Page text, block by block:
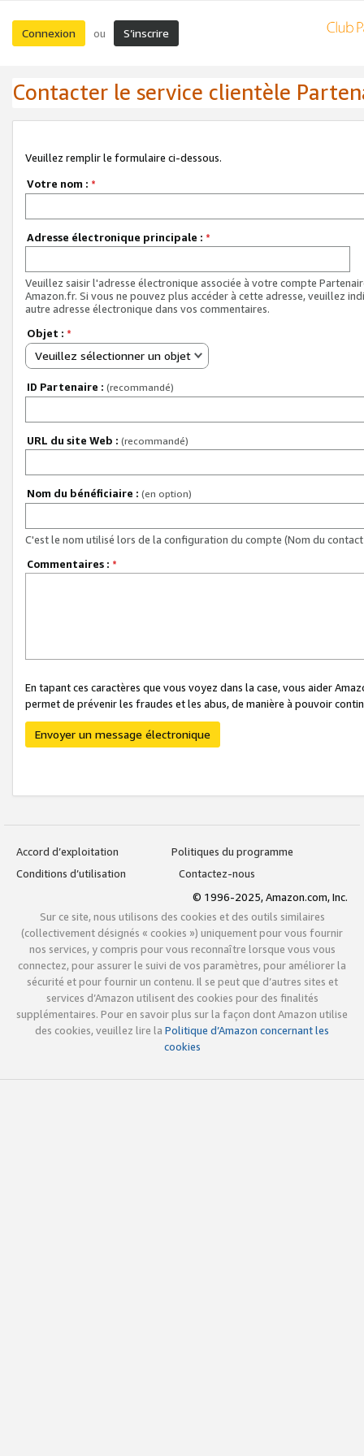
Connexion ou S’inscrire
Contacter le service clientèle
Veuillez remplir le formulaire ci-dessous.
Votre nom : *
Adresse électronique principale : *
Veuillez saisir l'adresse électronique associée à votre compte
Amazon.fr. Si vous ne pouvez plus accéder à cette adresse, veuillez
autre adresse électronique dans vos commentaires.
Objet : *
Veuillez sélectionner un objet
ID Partenaire : (recommandé)
URL du site Web : (recommandé)
Nom du bénéficiaire : (en option)
C'est le nom utilisé lors de la configuration du compte (Nom du
Commentaires : *
En tapant ces caractères que vous voyez dans la case, vous aider
permet de prévenir les fraudes et les abus, de manière à pouvoir
Envoyer un message électronique
Accord d’exploitation
Politiques du programme
Conditions d’utilisation
Contactez-nous
© 1996-2025, Amazon.com, Inc.
Sur ce site, nous utilisons des cookies et des outils similaires
(collectivement désignés « cookies ») uniquement pour vous fournir
nos services, y compris pour vous reconnaître lorsque vous vous
connectez, pour assurer le suivi de vos paramètres, pour améliorer la
sécurité et pour fournir un contenu. Il se peut que d’autres sites et
services d’Amazon utilisent des cookies pour des finalités
supplémentaires. Pour en savoir plus sur la façon dont Amazon utilise
des cookies, veuillez lire la Politique d’Amazon concernant les
cookies